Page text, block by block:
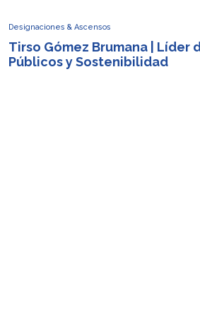
Designaciones & Ascensos
Tirso Gómez Brumana | Líder
Públicos y Sostenibilidad